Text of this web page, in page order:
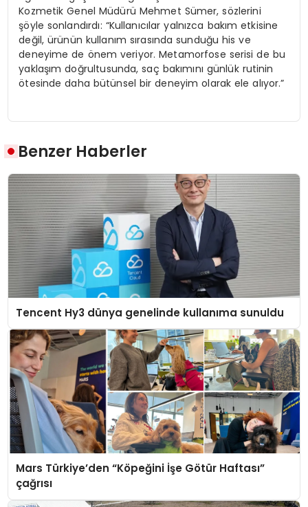
Kozmetik Genel Müdürü Mehmet Sümer, sözlerini
şöyle sonlandırdı: “Kullanıcılar yalnızca bakım etkisine
değil, ürünün kullanım sırasında sunduğu his ve
deneyime de önem veriyor. Metamorfose serisi de bu
yaklaşım doğrultusunda, saç bakımını günlük rutinin
ötesinde daha bütünsel bir deneyim olarak ele alıyor.”
Benzer Haberler
Tencent Hy3 dünya genelinde kullanıma sunuldu
Mars Türkiye’den “Köpeğini İşe Götür Haftası”
çağrısı